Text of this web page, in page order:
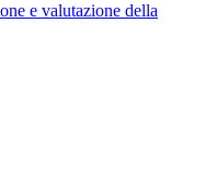
e valutazione della